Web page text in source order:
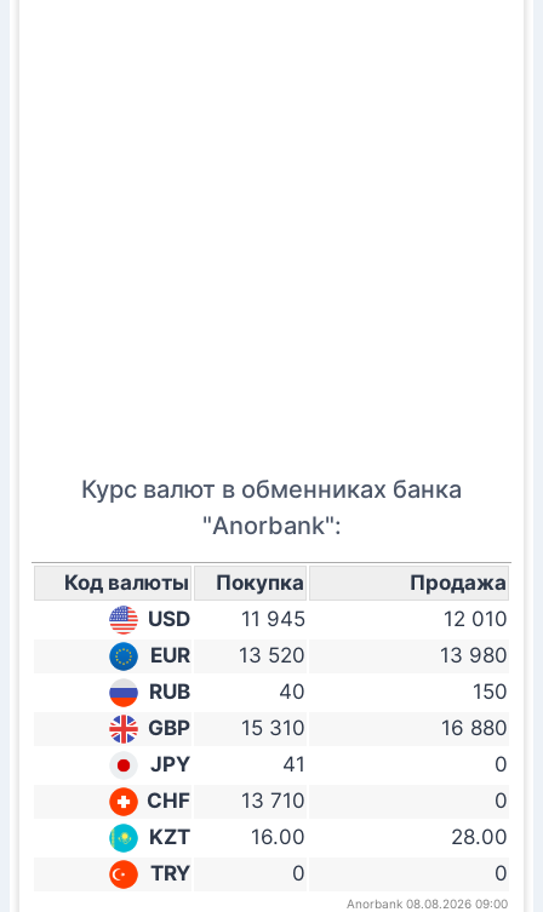
Курс валют в обменниках банка
"Anorbank":
Код валюты Покупка
Продажа
USD
11 945
12 010
EUR
13 520
13 980
RUB
40
150
GBP
15 310
16 880
JPY
41
0
CHF
13 710
0
KZT
16.00
28.00
TRY
0 0
Anorbank 08.08.2026 09:00